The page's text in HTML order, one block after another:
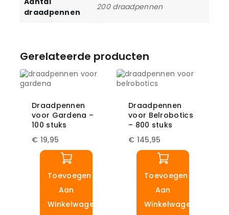
draadpennen
200 draadpennen
Gerelateerde producten
Draadpennen
voor Gardena –
100 stuks
€ 19,95
Toevoegen
Aan
Winkelwagen
Draadpennen
voor Belrobotics
– 800 stuks
€ 145,95
Toevoegen
Aan
Winkelwagen